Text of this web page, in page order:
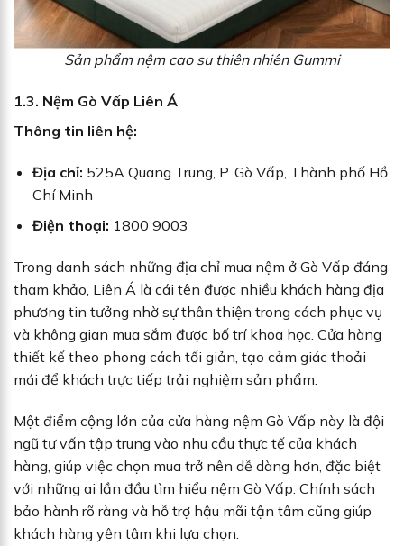
Sản phẩm nệm cao su thiên nhiên Gummi
1.3. Nệm Gò Vấp Liên Á
Thông tin liên hệ:
Địa chỉ: 525A Quang Trung, P. Gò Vấp, Thành phố Hồ
Chí Minh
Điện thoại: 1800 9003
Trong danh sách những địa chỉ mua nệm ở Gò Vấp đáng
tham khảo, Liên Á là cái tên được nhiều khách hàng địa
phương tin tưởng nhờ sự thân thiện trong cách phục vụ
và không gian mua sắm được bố trí khoa học. Cửa hàng
thiết kế theo phong cách tối giản, tạo cảm giác thoải
mái để khách trực tiếp trải nghiệm sản phẩm.
Một điểm cộng lớn của cửa hàng nệm Gò Vấp này là đội
ngũ tư vấn tập trung vào nhu cầu thực tế của khách
hàng, giúp việc chọn mua trở nên dễ dàng hơn, đặc biệt
với những ai lần đầu tìm hiểu nệm Gò Vấp. Chính sách
bảo hành rõ ràng và hỗ trợ hậu mãi tận tâm cũng giúp
khách hàng yên tâm khi lựa chọn.